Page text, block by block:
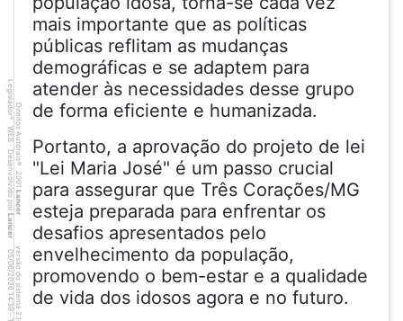
mais importante que as políticas
públicas reflitam as mudanças
demográficas e se adaptem para
atender às necessidades desse grupo
de forma eficiente e humanizada.
Portanto, a aprovação do projeto de lei
"Lei Maria José" é um passo crucial
para assegurar que Três Corações/MG
esteja preparada para enfrentar os
desafios apresentados pelo
envelhecimento da população,
promovendo o bem-estar e a qualidade
de vida dos idosos agora e no futuro.
Direitos Autorais
©
2001
Lancer
Legislador
®
WEB - Desenvolvido por
Lancer
versão do sistema 2.10.20
6
7
-
4
:3
9
0
5
/
0
6
/
2
0
2
6